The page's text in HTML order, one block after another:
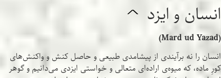
انسان و ایزد ^
(Mard ud Yazad)
انسان را نه برآیندی از پیشامدی طبیعی و حاصل کنش و واکنش‌های
کورِ ماده، که میوه‌ی اراده‌ای متعالی و خواستی ایزدی می‌دانیم و گوهر